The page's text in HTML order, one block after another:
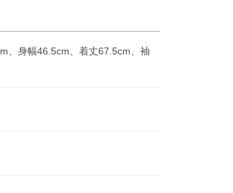
、身幅46.5cm、着丈67.5cm、袖